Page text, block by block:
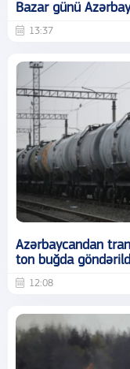
Bazar günü
13:37
Azərbaycandan
ton buğda
12:08